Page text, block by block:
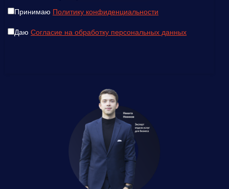
Принимаю Политику конфиденциальности
Даю Согласие на обработку персональных данных
Введите ваш номер телефона и мы вам
Нажимая кнопку отправить я
Политику конфиденциальности